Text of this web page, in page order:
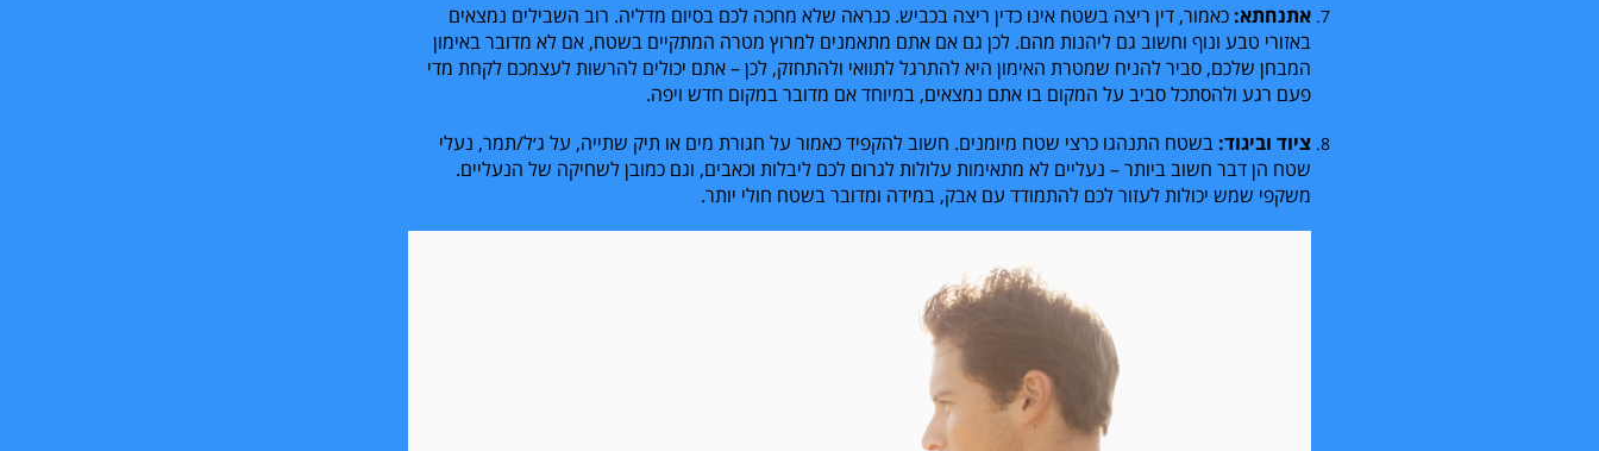
אתנחתא: כאמור, דין ריצה בשטח אינו כדין ריצה בכביש. כנראה שלא מחכה לכם בסיום מדליה. רוב השבילים נמצאים
באזורי טבע ונוף וחשוב גם ליהנות מהם. לכן גם אם אתם מתאמנים למרוץ מטרה המתקיים בשטח, אם לא מדובר באימון
המבחן שלכם, סביר להניח שמטרת האימון היא להתרגל לתוואי ולהתחזק, לכן – אתם יכולים להרשות לעצמכם לקחת מדי
פעם רגע ולהסתכל סביב על המקום בו אתם נמצאים, במיוחד אם מדובר במקום חדש ויפה.
ציוד וביגוד: בשטח התנהגו כרצי שטח מיומנים. חשוב להקפיד כאמור על חגורת מים או תיק שתייה, על ג׳ל/תמר, נעלי
שטח הן דבר חשוב ביותר – נעליים לא מתאימות עלולות לגרום לכם ליבלות וכאבים, וגם כמובן לשחיקה של הנעליים.
משקפי שמש יכולות לעזור לכם להתמודד עם אבק, במידה ומדובר בשטח חולי יותר.